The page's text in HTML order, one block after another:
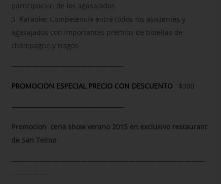
participación de los agasajados
3. Karaoke: Competencia entre todos los asistentes y
agasajados con importantes premios de botellas de
champagne y tragos
————————————————-
PROMOCION ESPECIAL PRECIO CON DESCUENTO$300
————————————————-
Promocion cena show verano 2015 en exclusivo restaurant
de San Telmo
————————————————————————————
—————–